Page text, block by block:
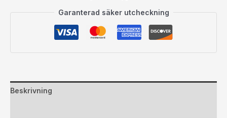
Garanterad säker utcheckning
Beskrivning